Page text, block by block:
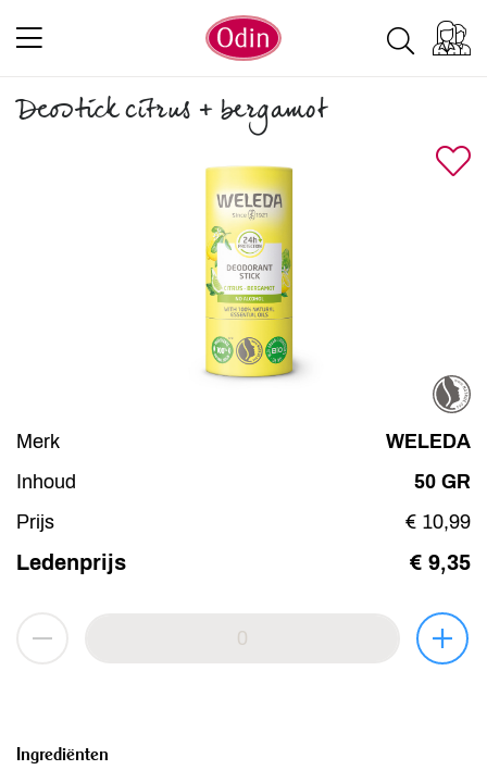
Deostick citrus + bergamot
Merk
WELEDA
Inhoud
50 GR
Prijs
€ 10,99
Ledenprijs € 9,35
Ingrediënten